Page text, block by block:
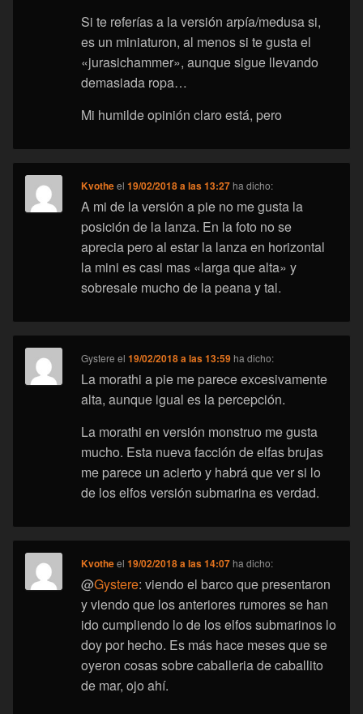
Si te referías a la versión arpía/medusa si,
es un miniaturon, al menos si te gusta el
«jurasichammer», aunque sigue llevando
demasiada ropa…
Mi humilde opinión claro está, pero
Kvotheel19/02/2018 a las 13:27 ha dicho:
A mi de la versión a pie no me gusta la
posición de la lanza. En la foto no se
aprecia pero al estar la lanza en horizontal
la mini es casi mas «larga que alta» y
sobresale mucho de la peana y tal.
Gystere el19/02/2018 a las 13:59 ha dicho:
La morathi a pie me parece excesivamente
alta, aunque igual es la percepción.
La morathi en versión monstruo me gusta
mucho. Esta nueva facción de elfas brujas
me parece un acierto y habrá que ver si lo
de los elfos versión submarina es verdad.
Kvotheel19/02/2018 a las 14:07 ha dicho:
@Gystere: viendo el barco que presentaron
y viendo que los anteriores rumores se han
ido cumpliendo lo de los elfos submarinos lo
doy por hecho. Es más hace meses que se
oyeron cosas sobre caballeria de caballito
de mar, ojo ahí.